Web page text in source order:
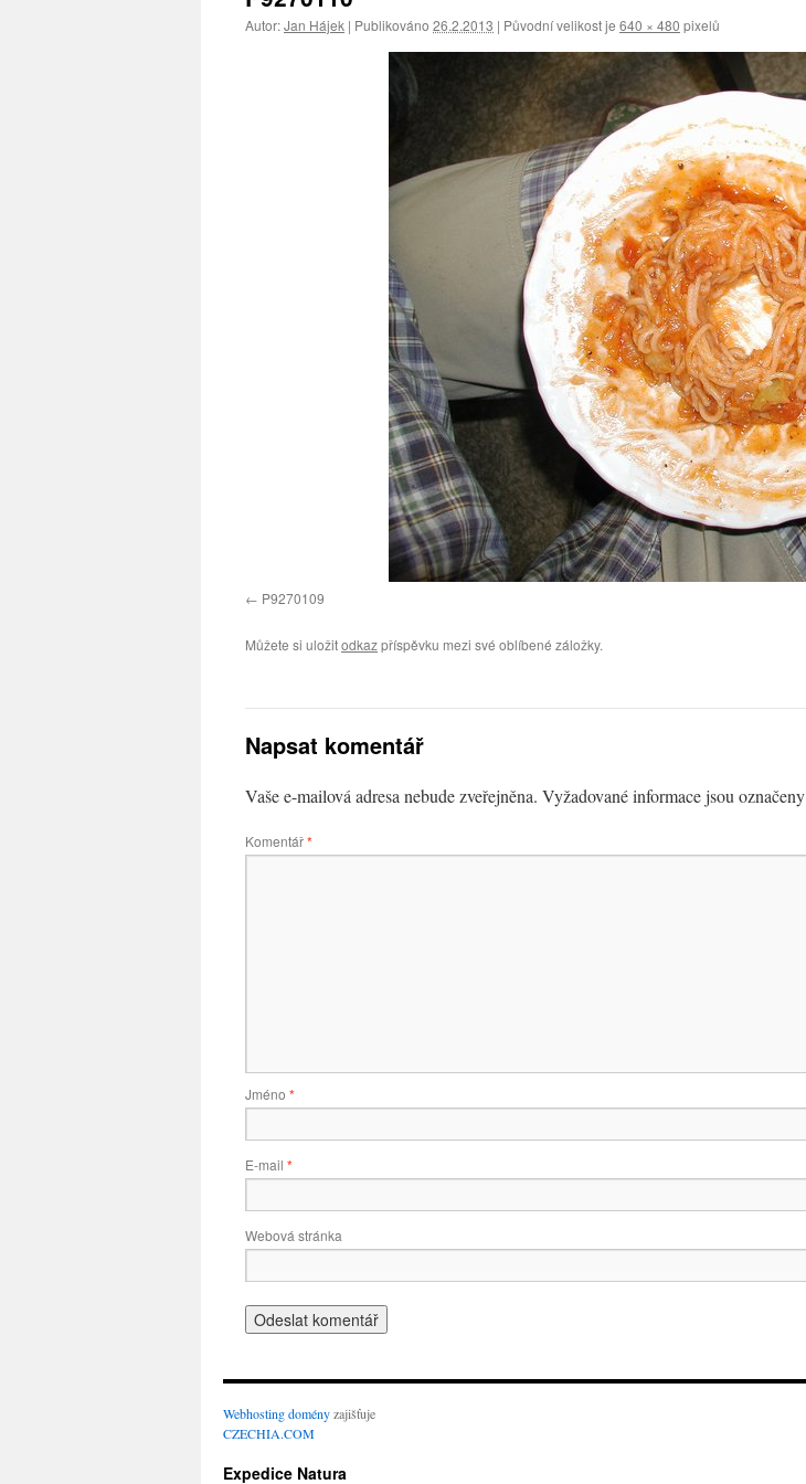
Autor:Jan Hájek | Publikováno 26.2.2013 | Původní velikost je 640 × 480 pixelů
P9270109
Můžete si uložitodkazpříspěvku mezi své oblíbené záložky.
Napsat komentář
Vaše e-mailová adresa nebude zveřejněna. Vyžadované informace jsou označeny
Komentář*
Jméno *
E-mail *
Webová stránka
Webhostingdoményzajišťuje
CZECHIA.COM
Expedice Natura